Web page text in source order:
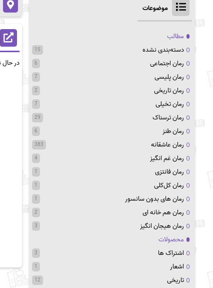
در
موضوعات
مطالب
دسته‌بندی نشده
15
رمان اجتماعی 6
رمان پلیسی 7
رمان تاریخی 2
رمان تخیلی 7
رمان ترسناک 29
رمان طنز 6
رمان عاشقانه 383
رمان غم انگیز 4
رمان فانتزی 1
رمان کل‌کلی 1
رمان های بدون سانسور 1
رمان هم خانه ای 2
رمان هیجان انگیز 3
محصولات
اشتراک ها
3
اشعار 1
تاریخی 12